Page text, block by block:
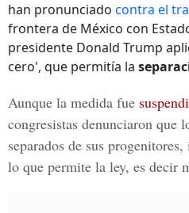
han pronunciado contra el
frontera de México con
presidente Donald Trump
cero', que permitía la
Aunque la medida fue
congresistas denunciaron que
separados de sus
lo que permite la ley, es decir